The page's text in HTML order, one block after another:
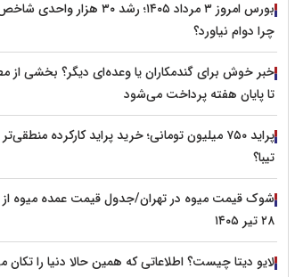
بورس امروز ۳ مرداد ۱۴۰۵؛ رشد ۳۰ هزار
چرا دوام نیاورد؟
خبر خوش برای گندمکاران یا وعده‌ای دیگر؟ بخشی از
تا پایان هفته پرداخت می‌شود
پراید ۷۵۰ میلیون تومانی؛ خرید پراید کارکرده
تیبا؟
۲۸ تیر ۱۴۰۵
لایو دیتا چیست؟ اطلاعاتی که همین حالا دنیا را